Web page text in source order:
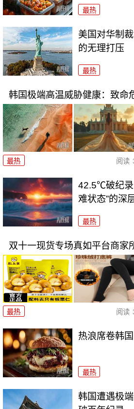
最热
美国对华制
的无理打压
最热
韩国极端高温威胁健康：致命
最热 阅读
42.5℃破纪录
难状态”的深
最热
双十一现货专场真如平台商家
最热 阅读
热浪席卷韩
最热
韩国遭遇极